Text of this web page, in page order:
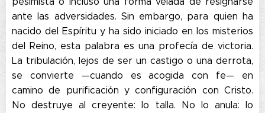
ante las adversidades. Sin embargo, para quien ha
nacido del Espíritu y ha sido iniciado en los misterios
del Reino, esta palabra es una profecía de victoria.
La tribulación, lejos de ser un castigo o una derrota,
se convierte —cuando es acogida con fe— en
camino de purificación y configuración con Cristo.
No destruye al creyente: lo talla. No lo anula: lo